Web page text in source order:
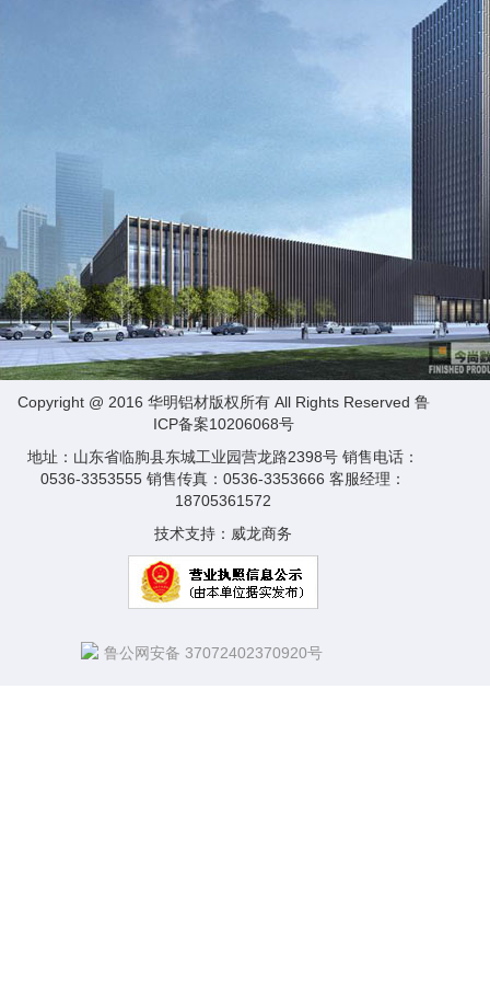
Copyright @ 2016 华明铝材版权所有 All Rights Reserved 鲁
ICP备案10206068号
地址：山东省临朐县东城工业园营龙路2398号 销售电话：
0536-3353555 销售传真：0536-3353666 客服经理：
18705361572
技术支持： 威龙商务
鲁公网安备 37072402370920号